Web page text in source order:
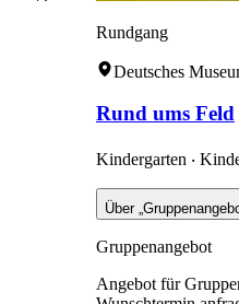
Rundgang
Deutsches
Rund ums Feld
Kindergarten ‧
Über
Gruppenangebot
Angebot für